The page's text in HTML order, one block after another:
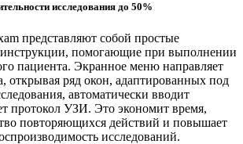
исследования до 50%
представляют собой простые
помогающие при выполнении
пациента. Экранное меню направляет
открывая ряд окон, адаптированных под
автоматически вводит
протокол УЗИ. Это экономит время,
повторяющихся действий и повышает
исследований.